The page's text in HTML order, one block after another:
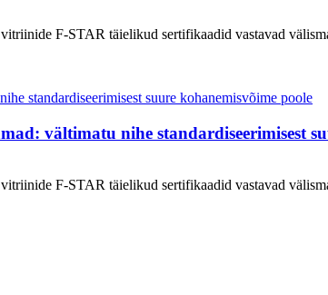
F-STAR täielikud sertifikaadid vastavad
vältimatu nihe standardiseerimisest
F-STAR täielikud sertifikaadid vastavad